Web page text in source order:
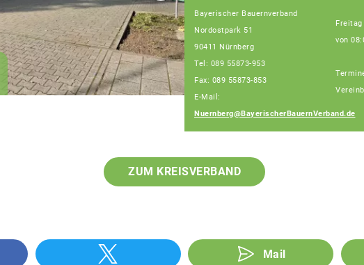
Christian Huber
Geschäftsführer
Geschäftsstelle
Nürnberg
Bayerischer Bauernverband
Nordostpark 51
90411 Nürnberg
Tel: 089 55873-953
Fax: 089 55873-853
E-Mail:
Nuernberg@BayerischerBauernVerband.de
Freitag
von
ZUM KREISVERBAND
Mail